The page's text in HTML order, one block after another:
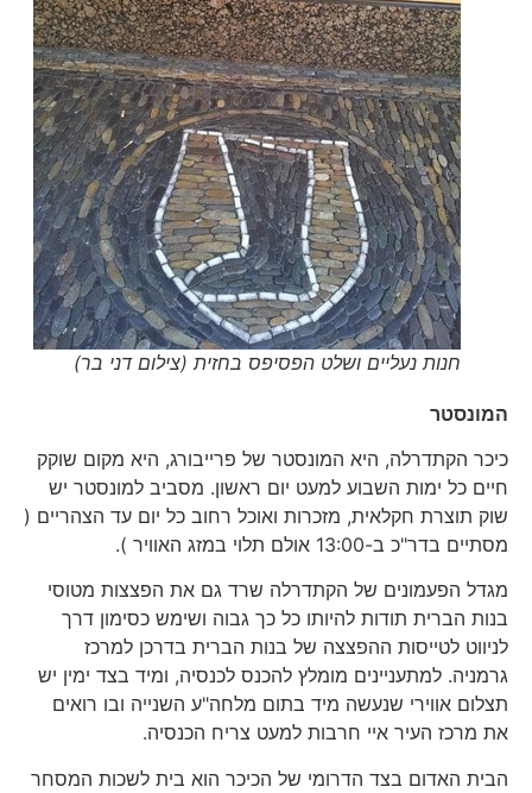
חנות נעליים ושלט הפסיפס בחזית (צילום דני בר)
המונסטר
כיכר הקתדרלה, היא המונסטר של פרייבורג, היא מקום שוקק
חיים כל ימות השבוע למעט יום ראשון. מסביב למונסטר יש
שוק תוצרת חקלאית, מזכרות ואוכל רחוב כל יום עד הצהריים (
מסתיים בדר"כ ב-13:00 אולם תלוי במזג האוויר ).
מגדל הפעמונים של הקתדרלה שרד גם את הפצצות מטוסי
בנות הברית תודות להיותו כל כך גבוה ושימש כסימון דרך
לניווט לטייסות ההפצצה של בנות הברית בדרכן למרכז
גרמניה. למתעניינים מומלץ להכנס לכנסיה, ומיד בצד ימין יש
תצלום אווירי שנעשה מיד בתום מלחה"ע השנייה ובו רואים
את מרכז העיר איי חרבות למעט צריח הכנסיה.
הבית האדום בצד הדרומי של הכיכר הוא בית לשכות המסחר